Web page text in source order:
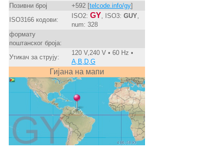
Позивни број
+592 [telcode.info/gy]
ISO3166 кодови:
ISO2: GY , ISO3: GUY,
num: 328
формату
поштанског броја:
Утикач за струју:
120 V,240 V • 60 Hz •
A,B,D,G
Гијана на мапи